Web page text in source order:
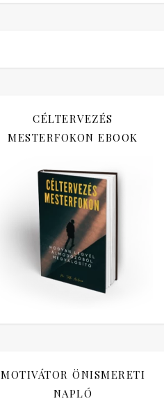
CÉLTERVEZÉS
MESTERFOKON EBOOK
MOTIVÁTOR ÖNISMERETI
NAPLÓ